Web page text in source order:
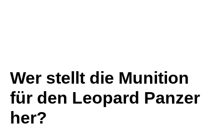
Wer stellt die Munition
für den Leopard Panzer
her?